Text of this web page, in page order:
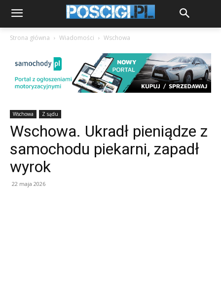
Strona główna Wiadomości Wschowa
Wschowa Z sądu
Wschowa. Ukradł pieniądze z
samochodu piekarni, zapadł
wyrok
22 maja 2026